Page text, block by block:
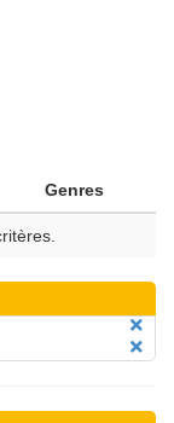
Genres